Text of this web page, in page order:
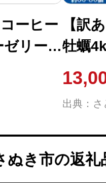
ーヒー
ゼリー
ト
【訳
牡蠣
用
出典：さ
ぬき市の返礼